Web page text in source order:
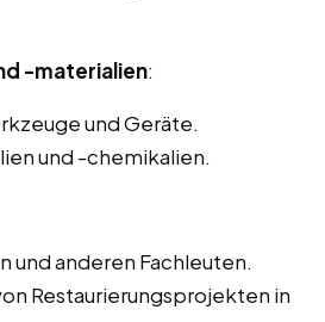
-materialien:
und Geräte.
und -chemikalien.
und anderen Fachleuten.
Restaurierungsprojekten in